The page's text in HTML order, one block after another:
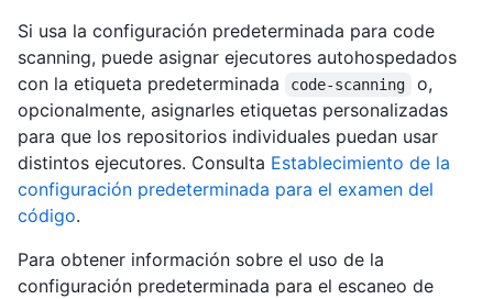
Si usa la configuración predeterminada para code
scanning, puede asignar ejecutores autohospedados
con la etiqueta predeterminada
code-scanning
o,
opcionalmente, asignarles etiquetas personalizadas
para que los repositorios individuales puedan usar
distintos ejecutores. Consulta Establecimiento de la
configuración predeterminada para el examen del
código.
Para obtener información sobre el uso de la
configuración predeterminada para el escaneo de